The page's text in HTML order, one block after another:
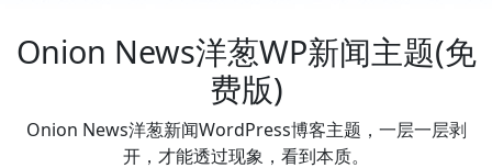
Onion News洋葱WP新闻主题(免
费版)
Onion News洋葱新闻WordPress博客主题，一层一层剥
开，才能透过现象，看到本质。